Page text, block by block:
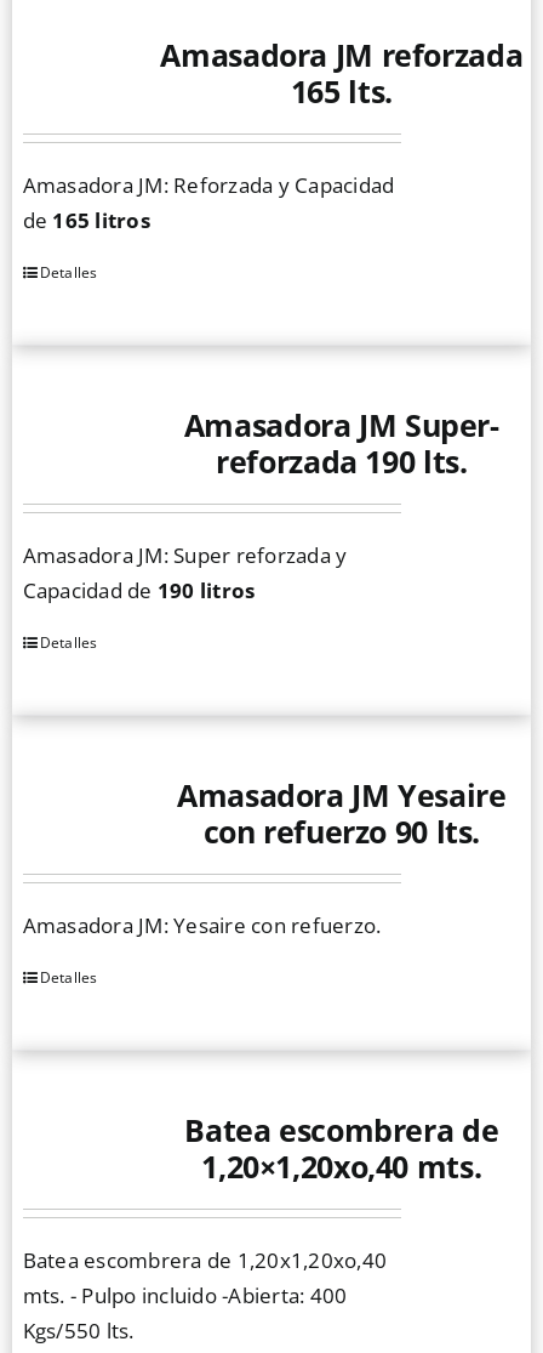
Amasadora JM reforzada
165 lts.
Amasadora JM: Reforzada y Capacidad
de 165 litros
Detalles
Amasadora JM Super-
reforzada 190 lts.
Amasadora JM: Super reforzada y
Capacidad de 190 litros
Detalles
Amasadora JM Yesaire
con refuerzo 90 lts.
Amasadora JM: Yesaire con refuerzo.
Detalles
Batea escombrera de
1,20×1,20xo,40 mts.
Batea escombrera de 1,20x1,20xo,40
mts. - Pulpo incluido -Abierta: 400
Kgs/550 lts.